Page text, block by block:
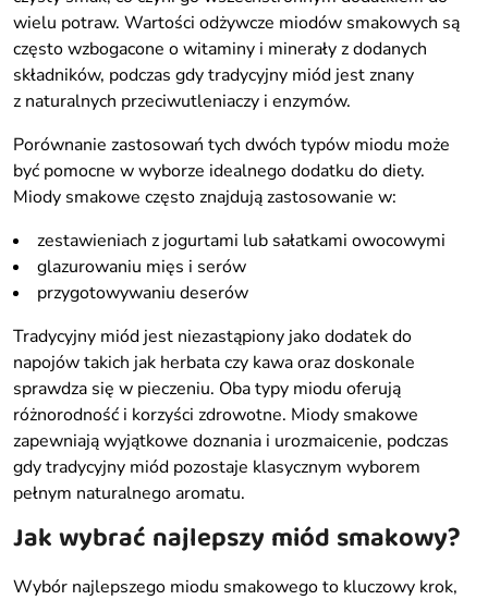
wielu potraw. Wartości odżywcze miodów smakowych są
często wzbogacone o witaminy i minerały z dodanych
składników, podczas gdy tradycyjny miód jest znany
z naturalnych przeciwutleniaczy i enzymów.
Porównanie zastosowań tych dwóch typów miodu może
być pomocne w wyborze idealnego dodatku do diety.
Miody smakowe często znajdują zastosowanie w:
zestawieniach z jogurtami lub sałatkami owocowymi
glazurowaniu mięs i serów
przygotowywaniu deserów
Tradycyjny miód jest niezastąpiony jako dodatek do
napojów takich jak herbata czy kawa oraz doskonale
sprawdza się w pieczeniu. Oba typy miodu oferują
różnorodność i korzyści zdrowotne. Miody smakowe
zapewniają wyjątkowe doznania i urozmaicenie, podczas
gdy tradycyjny miód pozostaje klasycznym wyborem
pełnym naturalnego aromatu.
Jak wybrać najlepszy miód smakowy?
Wybór najlepszego miodu smakowego to kluczowy krok,